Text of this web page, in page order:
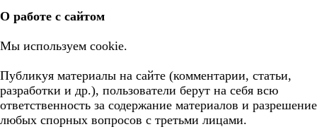
О работе с сайтом
Мы используем cookie.
Публикуя материалы на сайте (комментарии, статьи,
разработки и др.), пользователи берут на себя всю
ответственность за содержание материалов и разрешение
любых спорных вопросов с третьми лицами.